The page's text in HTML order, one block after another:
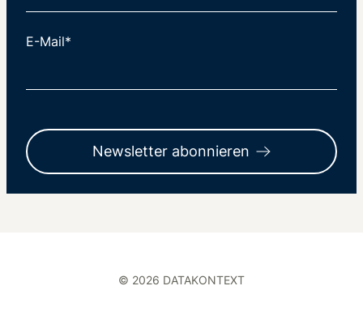
E-Mail*
Newsletter abonnieren
© 2026 DATAKONTEXT